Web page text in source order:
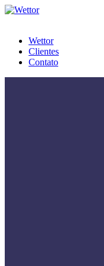
Wettor
Clientes
Contato